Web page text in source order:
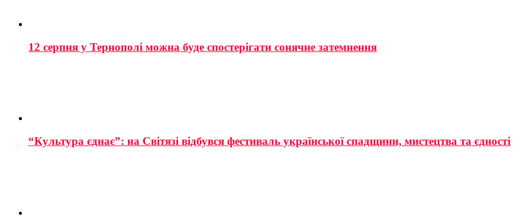
12 серпня у Тернополі можна буде спостерігати сонячне затемнення
“Культура єднає”: на Світязі відбувся фестиваль української спадщини, мистецтва та єдності